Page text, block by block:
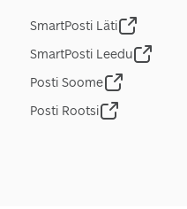
SmartPosti Läti
SmartPosti Leedu
Posti Soome
Posti Rootsi